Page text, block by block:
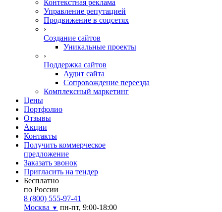
Контекстная реклама
Управление репутацией
Продвижение в соцсетях
›
Создание сайтов
Уникальные проекты
›
Поддержка сайтов
Аудит сайта
Сопровождение переезда
Комплексный маркетинг
Цены
Портфолио
Отзывы
Акции
Контакты
Получить коммерческое
предложение
Заказать звонок
Пригласить на тендер
Бесплатно
по России
8 (800) 555-97-41
Москва ▼ пн-пт, 9:00-18:00